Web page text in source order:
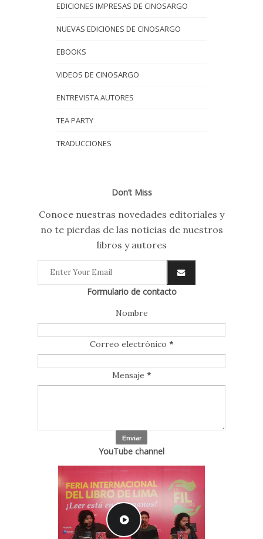
EDICIONES IMPRESAS DE CINOSARGO
NUEVAS EDICIONES DE CINOSARGO
EBOOKS
VIDEOS DE CINOSARGO
ENTREVISTA AUTORES
TEA PARTY
TRADUCCIONES
Don’t Miss
Conoce nuestras novedades editoriales y
no te pierdas de las noticias de nuestros
libros y autores
Formulario de contacto
Nombre
Correo electrónico *
Mensaje *
YouTube channel